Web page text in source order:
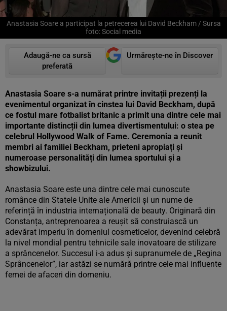
Anastasia Soare a participat la petrecerea lui David Beckham / Sursa
foto: Social media
Adaugă-ne ca sursă
preferată
Urmărește-ne în Discover
Anastasia Soare s-a numărat printre invitații prezenți la
evenimentul organizat în cinstea lui David Beckham, după
ce fostul mare fotbalist britanic a primit una dintre cele mai
importante distincții din lumea divertismentului: o stea pe
celebrul Hollywood Walk of Fame. Ceremonia a reunit
membri ai familiei Beckham, prieteni apropiați și
numeroase personalități din lumea sportului și a
showbizului.
Anastasia Soare este una dintre cele mai cunoscute
românce din Statele Unite ale Americii și un nume de
referință în industria internațională de beauty. Originară din
Constanța, antreprenoarea a reușit să construiască un
adevărat imperiu în domeniul cosmeticelor, devenind celebră
la nivel mondial pentru tehnicile sale inovatoare de stilizare
a sprâncenelor. Succesul i-a adus și supranumele de „Regina
Sprâncenelor”, iar astăzi se numără printre cele mai influente
femei de afaceri din domeniu.